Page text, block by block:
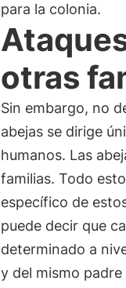
para la colonia.
otras
Sin embargo, no
abejas se dirige
humanos. Las
familias. Todo
específico de
puede decir que
determinado a
y del mismo